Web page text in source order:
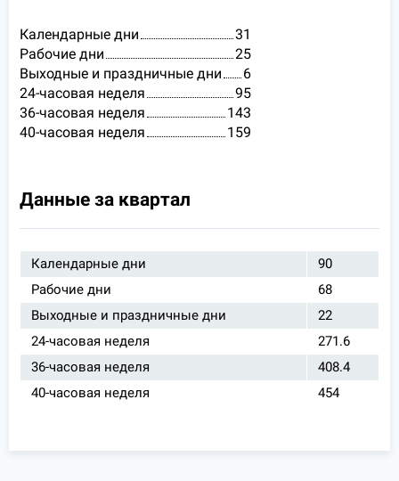
Календарные дни
31
Рабочие дни
25
Выходные и праздничные дни
6
24-часовая неделя
95
36-часовая неделя
143
40-часовая неделя
159
Данные за квартал
Календарные дни
90
Рабочие дни
68
Выходные и праздничные дни
22
24-часовая неделя
271.6
36-часовая неделя
408.4
40-часовая неделя
454